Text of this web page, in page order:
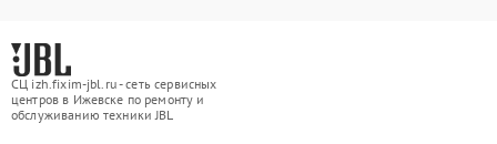
СЦ izh.fixim-jbl.ru - сеть сервисных
центров в Ижевске по ремонту и
обслуживанию техники JBL